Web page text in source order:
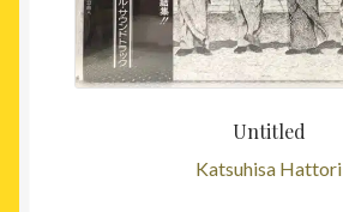
Untitled
Katsuhisa Hattori